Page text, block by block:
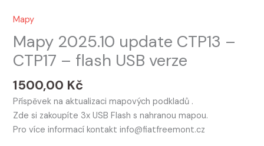
Mapy
Mapy 2025.10 update CTP13 –
CTP17 – flash USB verze
1500,00 Kč
Příspěvek na aktualizaci mapových podkladů .
Zde si zakoupíte 3x USB Flash s nahranou mapou.
Pro více informací kontakt info@fiatfreemont.cz